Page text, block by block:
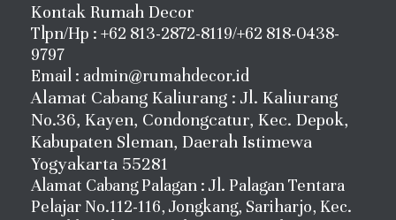
Kontak Rumah Decor
Tlpn/Hp : +62 813-2872-8119/+62 818-0438-
9797
Email : admin@rumahdecor.id
Alamat Cabang Kaliurang : Jl. Kaliurang
No.36, Kayen, Condongcatur, Kec. Depok,
Kabupaten Sleman, Daerah Istimewa
Yogyakarta 55281
Alamat Cabang Palagan : Jl. Palagan Tentara
Pelajar No.112-116, Jongkang, Sariharjo, Kec.